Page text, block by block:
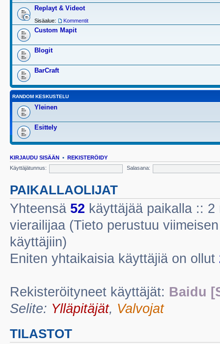
Replayt & Videot
Sisäalue: Kommentit
Custom Mapit
Blogit
BarCraft
RANDOM KESKUSTELU
Yleinen
Esittely
KIRJAUDU SISÄÄN • REKISTERÖIDY
Käyttäjätunnus:
Salasana:
PAIKALLAOLIJAT
Yhteensä 52 käyttäjää paikalla ::
vierailijaa (Tieto perustuu
käyttäjiin)
Eniten yhtaikaisia käyttäjiä on ollut
Rekisteröityneet käyttäjät: Baidu
Selite: Ylläpitäjät, Valvojat
TILASTOT